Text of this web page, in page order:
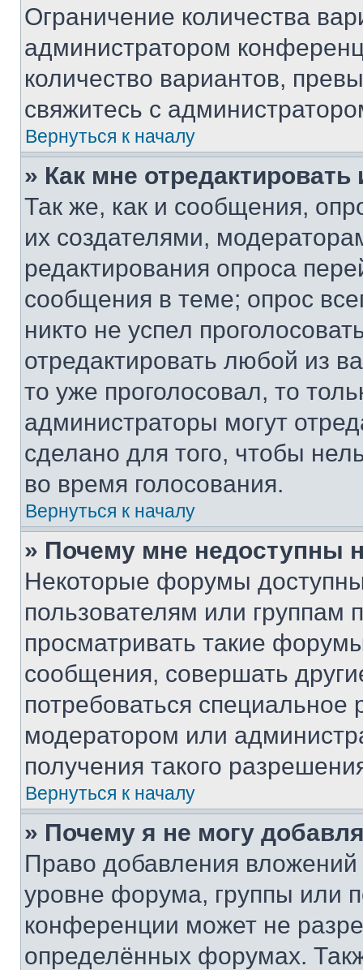
Ограничение количества
администратором
количество вариантов,
свяжитесь с
Вернуться к началу
» Как мне
Так же, как и сообщения,
их создателями,
редактирования опроса
сообщения в теме; опрос
никто не успел
отредактировать любой из
то уже проголосовал, то
администраторы могут
сделано для того, чтобы
во время голосования.
Вернуться к началу
» Почему мне недоступны
Некоторые форумы
пользователям или группам
просматривать такие
сообщения, совершать
потребоваться
модератором или
получения такого
Вернуться к началу
» Почему я не могу
Право добавления
уровне форума, группы или
конференции может не
определённых форумах.